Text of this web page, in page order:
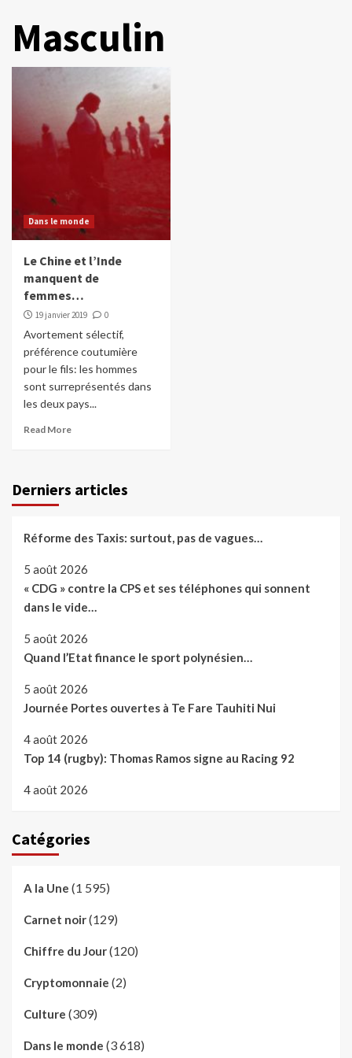
Masculin
Dans le monde
Le Chine et l’Inde
manquent de
femmes…
19 janvier 2019 0
Avortement sélectif,
préférence coutumière
pour le fils: les hommes
sont surreprésentés dans
les deux pays...
Read More
Derniers articles
Réforme des Taxis: surtout, pas de vagues…
5 août 2026
« CDG » contre la CPS et ses téléphones qui sonnent
dans le vide…
5 août 2026
Quand l’Etat finance le sport polynésien…
5 août 2026
Journée Portes ouvertes à Te Fare Tauhiti Nui
4 août 2026
Top 14 (rugby): Thomas Ramos signe au Racing 92
4 août 2026
Catégories
A la Une (1 595)
Carnet noir(129)
Chiffre du Jour(120)
Cryptomonnaie (2)
Culture (309)
Dans le monde (3 618)